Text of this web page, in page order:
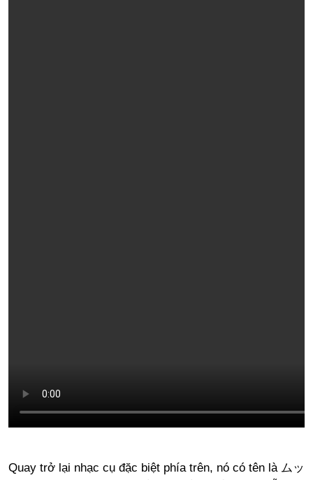
Quay trở lại nhạc cụ đặc biệt phía trên, nó có tên là ムッ